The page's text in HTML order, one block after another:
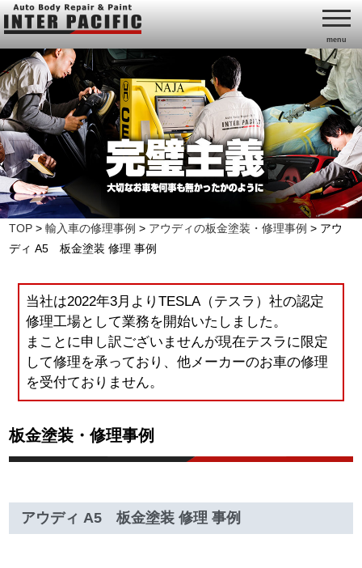
menu
TOP >輸入車の修理事例 > アウディの板金塗装・修理事例 > アウ
ディ A5 板金塗装 修理 事例
当社は2022年3月よりTESLA（テスラ）社の認定
修理工場として業務を開始いたしました。
まことに申し訳ございませんが現在テスラに限定
して修理を承っており、他メーカーのお車の修理
を受付ておりません。
板金塗装・修理事例
アウディ A5 板金塗装 修理 事例